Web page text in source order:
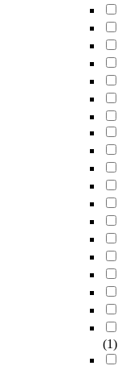
(1)